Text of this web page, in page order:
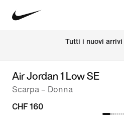
Tutti i nuovi arrivi
Air Jordan 1 Low SE
Scarpa – Donna
CHF 160